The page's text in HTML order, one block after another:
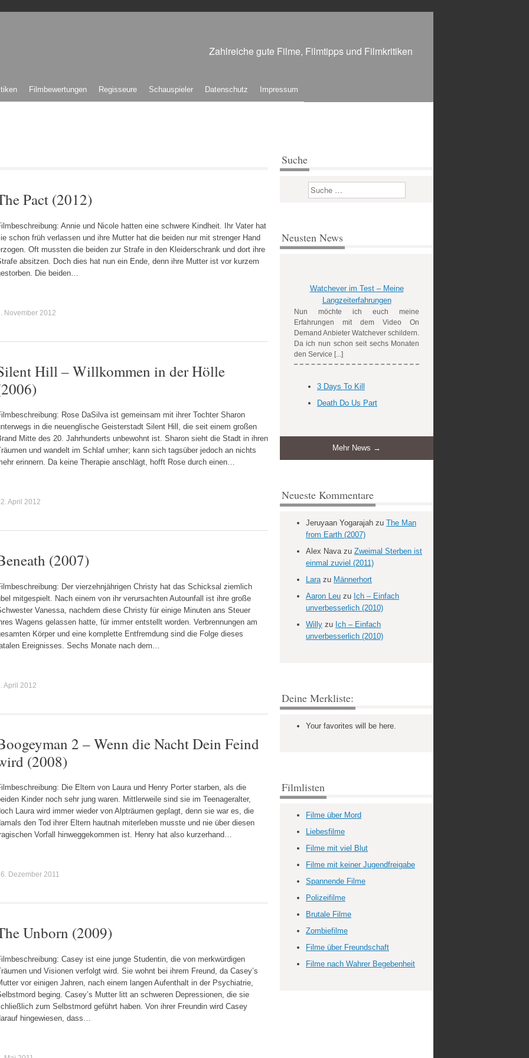
Zahlreiche gute Filme, Filmtipps und Filmkritiken
Filmbewertungen Regisseure Schauspieler Datenschutz Impressum
Pact (2012)
Annie und Nicole hatten eine schwere Kindheit. Ihr Vater hat
schon früh verlassen und ihre Mutter hat die beiden nur mit strenger Hand
Oft mussten die beiden zur Strafe in den Kleiderschrank und dort ihre
absitzen. Doch dies hat nun ein Ende, denn ihre Mutter ist vor kurzem
Die beiden…
November 2012
Hill – Willkommen in der Hölle
Rose DaSilva ist gemeinsam mit ihrer Tochter Sharon
in die neuenglische Geisterstadt Silent Hill, die seit einem großen
Mitte des 20. Jahrhunderts unbewohnt ist. Sharon sieht die Stadt in ihren
und wandelt im Schlaf umher; kann sich tagsüber jedoch an nichts
erinnern. Da keine Therapie anschlägt, hofft Rose durch einen…
April 2012
(2007)
Der vierzehnjährigen Christy hat das Schicksal ziemlich
mitgespielt. Nach einem von ihr verursachten Autounfall ist ihre große
Vanessa, nachdem diese Christy für einige Minuten ans Steuer
Wagens gelassen hatte, für immer entstellt worden. Verbrennungen am
Körper und eine komplette Entfremdung sind die Folge dieses
Ereignisses. Sechs Monate nach dem…
April 2012
2 – Wenn die Nacht Dein Feind
(2008)
Die Eltern von Laura und Henry Porter starben, als die
Kinder noch sehr jung waren. Mittlerweile sind sie im Teenageralter,
Laura wird immer wieder von Alpträumen geplagt, denn sie war es, die
den Tod ihrer Eltern hautnah miterleben musste und nie über diesen
Vorfall hinweggekommen ist. Henry hat also kurzerhand…
Dezember 2011
Unborn (2009)
Casey ist eine junge Studentin, die von merkwürdigen
und Visionen verfolgt wird. Sie wohnt bei ihrem Freund, da Casey’s
vor einigen Jahren, nach einem langen Aufenthalt in der Psychiatrie,
beging. Casey’s Mutter litt an schweren Depressionen, die sie
zum Selbstmord geführt haben. Von ihrer Freundin wird Casey
hingewiesen, dass…
Suche
Suchen
Neusten News
Watchever im Test – Meine
Langzeiterfahrungen
Nun möchte ich euch meine
Erfahrungen mit dem Video On
Demand Anbieter Watchever schildern.
Da ich nun schon seit sechs Monaten
den Service [...]
3 Days To Kill
Death Do Us Part
Mehr News →
Neueste Kommentare
Jeruyaan Yogarajah zu The Man
from Earth (2007)
Alex Navazu Zweimal Sterben ist
einmal zuviel (2011)
Larazu Männerhort
Aaron Leu zu Ich – Einfach
unverbesserlich (2010)
Willy zu Ich – Einfach
unverbesserlich (2010)
Deine Merkliste:
Your favorites will be here.
Filmlisten
Filme über Mord
Liebesfilme
Filme mit viel Blut
Filme mit keiner Jugendfreigabe
Spannende Filme
Polizeifilme
Brutale Filme
Zombiefilme
Filme über Freundschaft
Filme nach Wahrer Begebenheit